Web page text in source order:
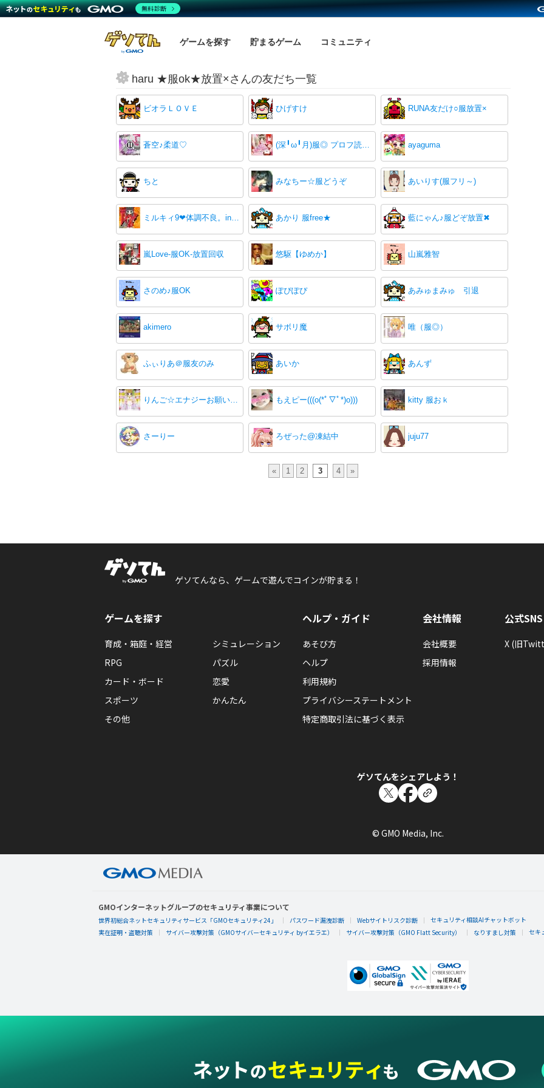
ゲームを探す 貯まるゲーム コミュニティ
haru ★服ok★放置×さんの友だち一覧
ビオラＬＯＶＥ ひげすけ RUNA友だけ○服放置×
蒼空♪柔道♡ (深╹ω╹月)服◎ プロフ読んで ayaguma
ちと みなちー☆服どうぞ あいりす(服フリ～)
ミルキィ9❤体調不良。in減ってごめんね。 あかり 服free★ 藍にゃん♪服どぞ放置✖
嵐Love-服OK-放置回収 悠駆【ゆめか】 山嵐雅智
さのめ♪服OK ぽぴぽぴ あみゅまみゅ 引退
akimero サボリ魔 唯（服◎）
ふぃりあ＠服友のみ あいか あんず
りんご☆エナジーお願いします(๑◔‿◔๑) もえピー(((o(*ﾟ▽ﾟ*)o))) kitty 服おｋ
さーりー ろぜった@凍結中 juju77
« 1 2 3 4 »
ゲソてんなら、ゲームで遊んでコインが貯まる！
ゲームを探す
育成・箱庭・経営
シミュレーション
RPG
パズル
カード・ボード
恋愛
スポーツ
かんたん
その他
ヘルプ・ガイド
あそび方
ヘルプ
利用規約
プライバシーステートメント
特定商取引法に基づく表示
会社情報
会社概要
採用情報
公式SNS
X (旧
ゲソてんをシェアしよう！
© GMO Media, Inc.
GMOインターネットグループのセキュリティ事業について
世界初総合ネットセキュリティサービス「GMOセキュリティ24」 パスワード漏洩診断 Webサイトリスク診断
セキュリティ相談AIチャットボット
実在証明・盗聴対策
サイバー攻撃対策（GMOサイバーセキュリティ byイエラエ） サイバー攻撃対策（GMO Flatt Security） なりすまし対策 セキ
無料診断